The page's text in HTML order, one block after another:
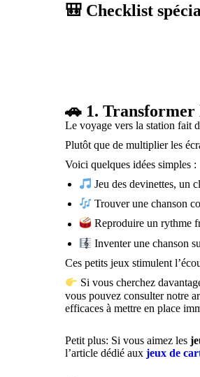
🎒 Checklist
🚗 1.
Le voyage vers la station fait
Plutôt que de multiplier les
Voici quelques idées simples :
Jeu des devinettes, un
Trouver une chanson
Reproduire un rythme
Inventer une chanson
Ces petits jeux stimulent
Si vous cherchez
vous pouvez consulter notre
efficaces à mettre en place
Petit plus: Si vous aimez les
l’article dédié auxjeux de